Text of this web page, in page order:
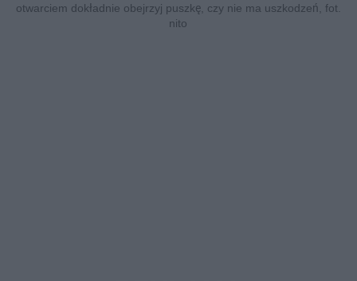
otwarciem dokładnie obejrzyj puszkę, czy nie ma uszkodzeń, fot.
nito